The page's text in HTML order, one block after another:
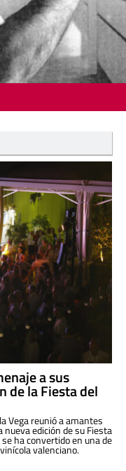
a sus
de la Fiesta del
Vega reunió a amantes
edición de su Fiesta
ha convertido en una de
valenciano.